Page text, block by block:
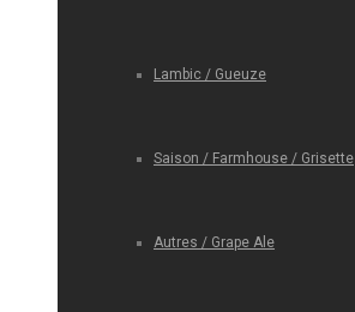
Lambic / Gueuze
Saison / Farmhouse / Grisette
Autres / Grape Ale